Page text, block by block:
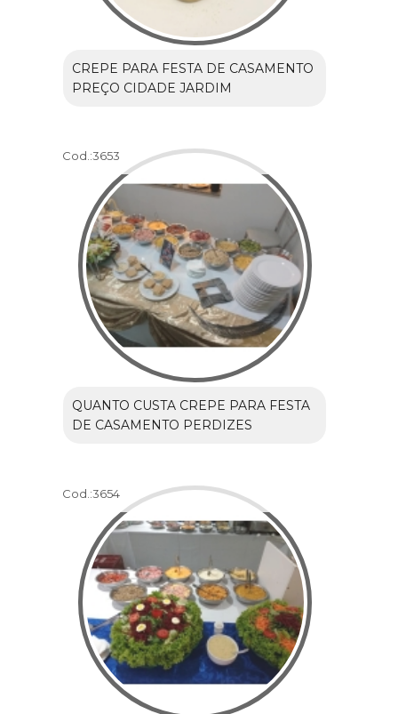
CREPE PARA FESTA DE CASAMENTO
PREÇO CIDADE JARDIM
Cod.:3653
QUANTO CUSTA CREPE PARA FESTA
DE CASAMENTO PERDIZES
Cod.:3654